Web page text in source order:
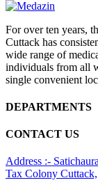
For over ten years,
Cuttack has
wide range of
individuals from all
single convenient
DEPARTMENTS
CONTACT US
Address :-
Tax Colony Cuttack,